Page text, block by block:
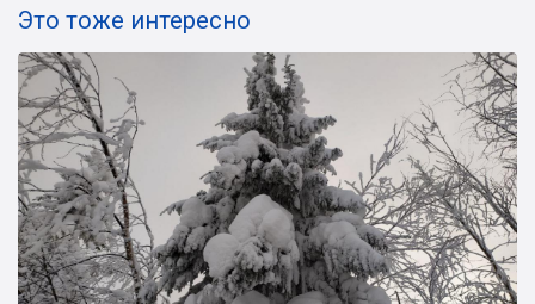
Это тоже интересно